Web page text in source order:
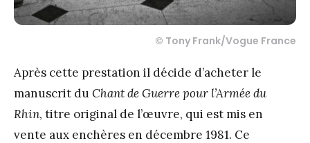
© Tony Frank/Vogue France
Après cette prestation il décide d’acheter le
manuscrit duChant de Guerre pour l’Armée du
Rhin, titre original de l’œuvre, qui est mis en
vente aux enchères en décembre 1981. Ce